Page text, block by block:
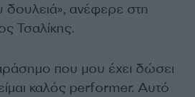
δουλειά», ανέφερε στη
Τσαλίκης.
που μου έχει δώσει
καλός performer. Αυτό